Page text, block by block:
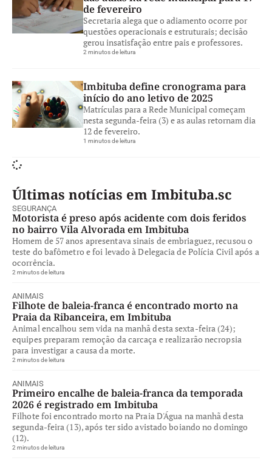
de fevereiro
Secretaria alega que o adiamento ocorre por
questões operacionais e estruturais; decisão
gerou insatisfação entre pais e professores.
2 minutos de leitura
Imbituba define cronograma para
início do ano letivo de 2025
Matrículas para a Rede Municipal começam
nesta segunda-feira (3) e as aulas retornam dia
12 de fevereiro.
1 minutos de leitura
Últimas notícias em Imbituba.sc
SEGURANÇA
Motorista é preso após acidente com dois feridos
no bairro Vila Alvorada em Imbituba
Homem de 57 anos apresentava sinais de embriaguez, recusou o
teste do bafômetro e foi levado à Delegacia de Polícia Civil após a
ocorrência.
2 minutos de leitura
ANIMAIS
Filhote de baleia-franca é encontrado morto na
Praia da Ribanceira, em Imbituba
Animal encalhou sem vida na manhã desta sexta-feira (24);
equipes preparam remoção da carcaça e realizarão necropsia
para investigar a causa da morte.
2 minutos de leitura
ANIMAIS
Primeiro encalhe de baleia-franca da temporada
2026 é registrado em Imbituba
Filhote foi encontrado morto na Praia D'Água na manhã desta
segunda-feira (13), após ter sido avistado boiando no domingo
(12).
2 minutos de leitura